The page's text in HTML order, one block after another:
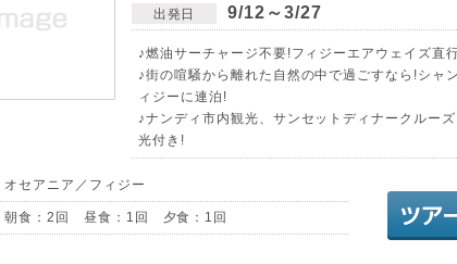
出発日 9/12～3/27
♪燃油サーチャージ不要!フィジーエアウェイズ直
♪街の喧騒から離れた自然の中で過ごすなら!シャ
ィジーに連泊!
♪ナンディ市内観光、サンセットディナークルー
光付き!
オセアニア／フィジー
朝食：2回 昼食：1回 夕食：1回